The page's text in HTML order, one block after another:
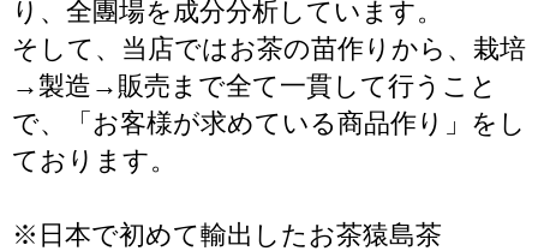
り、全團場を成分分析しています。
そして、当店ではお茶の苗作りから、栽培
→製造→販売まで全て一貫して行うこと
で、「お客様が求めている商品作り」をし
ております。
※日本で初めて輸出したお茶猿島茶